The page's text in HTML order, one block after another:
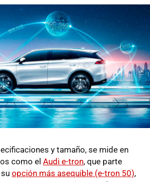
y tamaño, se mide en
como el Audi e-tron, que parte
opción más asequible (e-tron 50),